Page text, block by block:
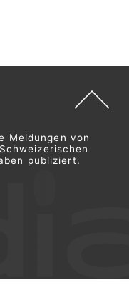
Meldungen von
publiziert.